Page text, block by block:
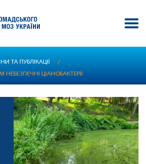
ТА ПУБЛІКАЦІЇ
/
ЦІАНОБАКТЕРІЇ